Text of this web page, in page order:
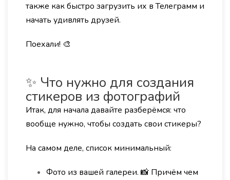
также как быстро загрузить их в Телеграмм и
начать удивлять друзей.
Поехали! 🎨
✨ Что нужно для создания
стикеров из фотографий
Итак, для начала давайте разберёмся: что
вообще нужно, чтобы создать свои стикеры?
На самом деле, список минимальный:
Фото из вашей галереи. 📸 Причём чем